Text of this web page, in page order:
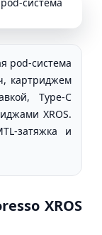
pod-система
картриджем
Type-C
XROS.
затяжка и
XROS